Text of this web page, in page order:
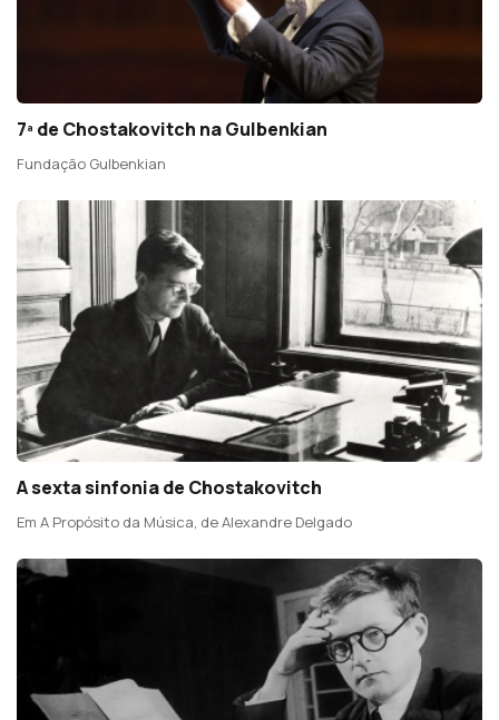
7ª de Chostakovitch na Gulbenkian
Fundação Gulbenkian
A sexta sinfonia de Chostakovitch
Em A Propósito da Música, de Alexandre Delgado